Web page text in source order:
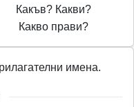
Какъв? Какви?
Какво прави?
имена.